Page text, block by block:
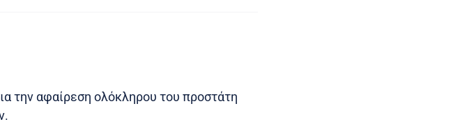
την αφαίρεση ολόκληρου του προστάτη